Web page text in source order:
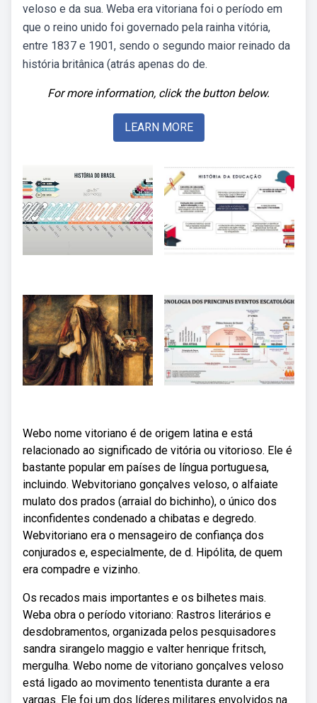
veloso e da sua. Weba era vitoriana foi o período em
que o reino unido foi governado pela rainha vitória,
entre 1837 e 1901, sendo o segundo maior reinado da
história britânica (atrás apenas do de.
For more information, click the button below.
LEARN MORE
Webo nome vitoriano é de origem latina e está
relacionado ao significado de vitória ou vitorioso. Ele é
bastante popular em países de língua portuguesa,
incluindo. Webvitoriano gonçalves veloso, o alfaiate
mulato dos prados (arraial do bichinho), o único dos
inconfidentes condenado a chibatas e degredo.
Webvitoriano era o mensageiro de confiança dos
conjurados e, especialmente, de d. Hipólita, de quem
era compadre e vizinho.
Os recados mais importantes e os bilhetes mais.
Weba obra o período vitoriano: Rastros literários e
desdobramentos, organizada pelos pesquisadores
sandra sirangelo maggio e valter henrique fritsch,
mergulha. Webo nome de vitoriano gonçalves veloso
está ligado ao movimento tenentista durante a era
vargas. Ele foi um dos líderes militares envolvidos na